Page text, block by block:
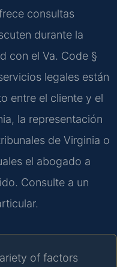
consultas
durante la
con el Va. Code §
legales están
entre el cliente y el
la representación
de Virginia o
el abogado a
Consulte a un
of factors